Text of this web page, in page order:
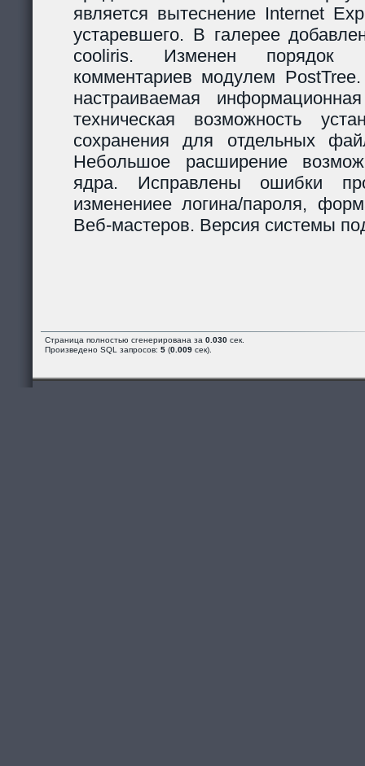
является вытеснение Internet
устаревшего. В галерее
cooliris. Изменен порядок
комментариев модулем
настраиваемая
техническая возможность
сохранения для отдельных
Небольшое расширение
ядра. Исправлены ошибки
изменениее логина/пароля,
Веб-мастеров. Версия системы
Страница полностью сгенерирована за 0.030 сек.
Произведено SQL запросов: 5 (0.009 сек).